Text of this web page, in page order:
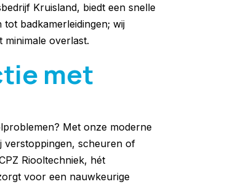
Kruisland, biedt een snelle
badkamerleidingen; wij
minimale overlast.
met
Met onze moderne
verstoppingen, scheuren of
Riooltechniek, hét
voor een nauwkeurige